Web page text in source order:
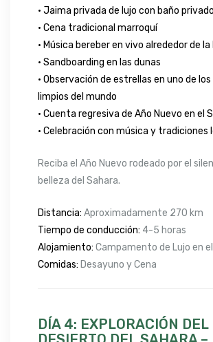
• Jaima privada de lujo con baño privado
• Cena tradicional marroquí
• Música bereber en vivo alrededor de
• Sandboarding en las dunas
• Observación de estrellas en uno de
limpios del mundo
• Cuenta regresiva de Año Nuevo en el
• Celebración con música y tradiciones
Reciba el Año Nuevo rodeado por el
belleza del Sahara.
Distancia: Aproximadamente 270 km
Tiempo de conducción: 4-5 horas
Alojamiento: Campamento de Lujo en
Comidas: Desayuno y Cena
DÍA 4: EXPLORACIÓN DEL